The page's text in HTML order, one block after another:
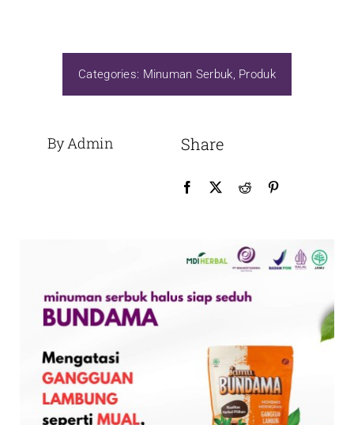
Categories: Minuman Serbuk, Produk
By Admin Share